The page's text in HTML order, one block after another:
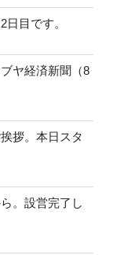
目です。
ヤ経済新聞（8
拶。本日スタ
。設営完了し